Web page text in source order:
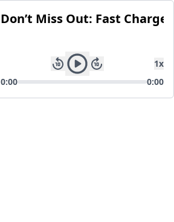
Don’t Miss Out: Fast
1x
0:00
0:00